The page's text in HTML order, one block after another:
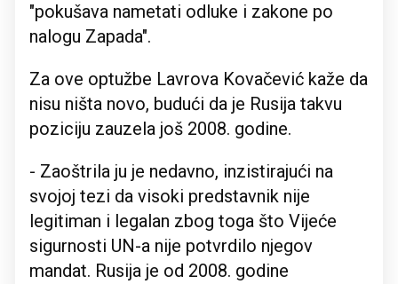
"pokušava nametati odluke i zakone po
nalogu Zapada".
Za ove optužbe Lavrova Kovačević kaže da
nisu ništa novo, budući da je Rusija takvu
poziciju zauzela još 2008. godine.
- Zaoštrila ju je nedavno, inzistirajući na
svojoj tezi da visoki predstavnik nije
legitiman i legalan zbog toga što Vijeće
sigurnosti UN-a nije potvrdilo njegov
mandat. Rusija je od 2008. godine